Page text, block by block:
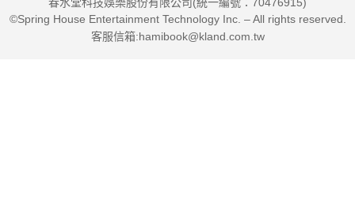
©Spring House Entertainment Technology Inc. – All rights reserved.
客服信箱:hamibook@kland.com.tw